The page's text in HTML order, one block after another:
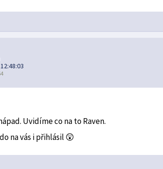
Uvidíme co na to Raven.
na vás i přihlásil 😲